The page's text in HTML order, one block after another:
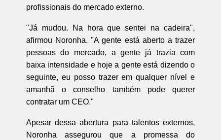
profissionais do mercado externo.
"Já mudou. Na hora que sentei na cadeira",
afirmou Noronha. "A gente está aberto a trazer
pessoas do mercado, a gente já trazia com
baixa intensidade e hoje a gente está dizendo o
seguinte, eu posso trazer em qualquer nível e
amanhã o conselho também pode querer
contratar um CEO."
Apesar dessa abertura para talentos externos,
Noronha assegurou que a promessa do